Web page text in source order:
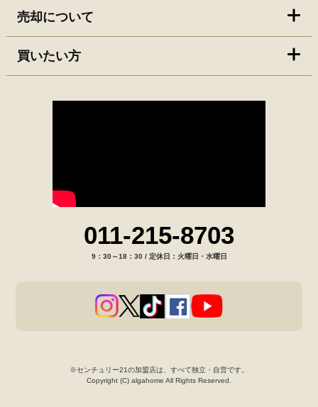
売却について
買いたい方
011-215-8703
9：30～18：30 / 定休日：火曜日・水曜日
※センチュリー21の加盟店は、すべて独立・自営です。
Copyright (C) algahome All Rights Reserved.